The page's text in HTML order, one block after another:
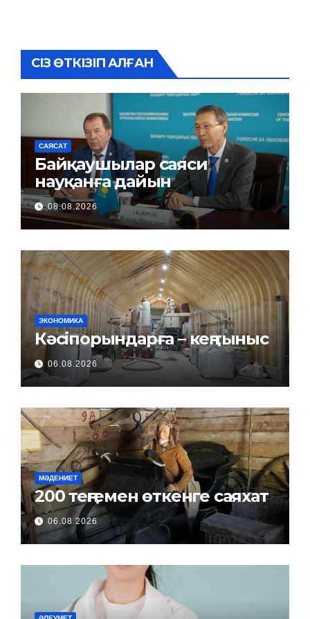
СІЗ ӨТКІЗІП АЛҒАН
САЯСАТ
Байқаушылар саяси
науқанға дайын
08.08.2026
ЭКОНОМИКА
Кәсіпорындарға – кең тыныс
06.08.2026
МӘДЕНИЕТ
200 теңгемен өткенге саяхат
06.08.2026